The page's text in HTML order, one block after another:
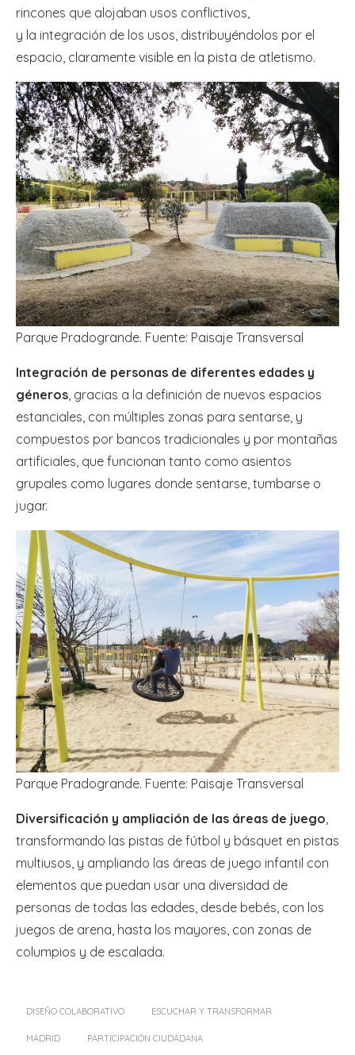
rincones que alojaban usos conflictivos,
y la integración de los usos, distribuyéndolos por el
espacio, claramente visible en la pista de atletismo.
Parque Pradogrande. Fuente: Paisaje Transversal
Integración de personas de diferentes edades y
géneros , gracias a la definición de nuevos espacios
estanciales, con múltiples zonas para sentarse, y
compuestos por bancos tradicionales y por montañas
artificiales, que funcionan tanto como asientos
grupales como lugares donde sentarse, tumbarse o
jugar.
Parque Pradogrande. Fuente: Paisaje Transversal
Diversificación y ampliación de las áreas de juego,
transformando las pistas de fútbol y básquet en pistas
multiusos, y ampliando las áreas de juego infantil con
elementos que puedan usar una diversidad de
personas de todas las edades, desde bebés, con los
juegos de arena, hasta los mayores, con zonas de
columpios y de escalada.
DISEÑO COLABORATIVO ESCUCHAR Y TRANSFORMAR
MADRID PARTICIPACIÓN CIUDADANA